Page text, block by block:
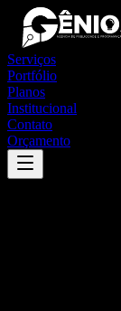
Serviços
Portfólio
Planos
Institucional
Contato
Orçamento